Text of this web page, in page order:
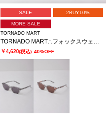
SALE 2BUY10%
MORE SALE
TORNADO MART
￥4,620(税込) 40%OFF